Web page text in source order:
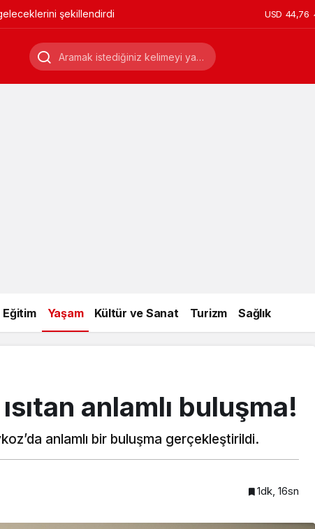
şekillendirdi USD 44,76
Eğitim Yaşam Kültür ve Sanat Turizm Sağlık
anlamlı buluşma!
anlamlı bir buluşma gerçekleştirildi.
1dk, 16sn